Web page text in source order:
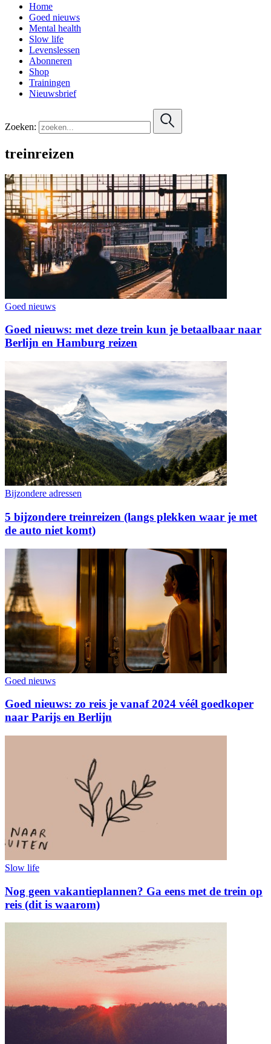
Home
Goed nieuws
Mental health
Slow life
Levenslessen
Abonneren
Shop
Trainingen
Nieuwsbrief
Zoeken:
treinreizen
Goed nieuws
Goed nieuws: met deze trein kun je betaalbaar naar
Berlijn en Hamburg reizen
Bijzondere adressen
5 bijzondere treinreizen (langs plekken waar je met
de auto niet komt)
Goed nieuws
Goed nieuws: zo reis je vanaf 2024 véél goedkoper
naar Parijs en Berlijn
Slow life
Nog geen vakantieplannen? Ga eens met de trein op
reis (dit is waarom)